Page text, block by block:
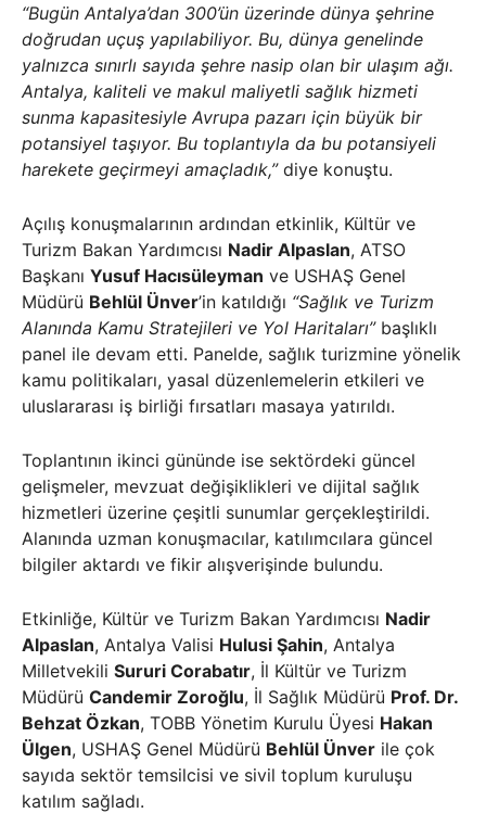
“Bugün Antalya’dan 300’ün üzerinde dünya şehrine
doğrudan uçuş yapılabiliyor. Bu, dünya genelinde
yalnızca sınırlı sayıda şehre nasip olan bir ulaşım ağı.
Antalya, kaliteli ve makul maliyetli sağlık hizmeti
sunma kapasitesiyle Avrupa pazarı için büyük bir
potansiyel taşıyor. Bu toplantıyla da bu potansiyeli
harekete geçirmeyi amaçladık,”diye konuştu.
Açılış konuşmalarının ardından etkinlik, Kültür ve
Turizm Bakan Yardımcısı Nadir Alpaslan, ATSO
Başkanı Yusuf Hacısüleyman ve USHAŞ Genel
Müdürü Behlül Ünver’in katıldığı “Sağlık ve Turizm
Alanında Kamu Stratejileri ve Yol Haritaları”başlıklı
panel ile devam etti. Panelde, sağlık turizmine yönelik
kamu politikaları, yasal düzenlemelerin etkileri ve
uluslararası iş birliği fırsatları masaya yatırıldı.
Toplantının ikinci gününde ise sektördeki güncel
gelişmeler, mevzuat değişiklikleri ve dijital sağlık
hizmetleri üzerine çeşitli sunumlar gerçekleştirildi.
Alanında uzman konuşmacılar, katılımcılara güncel
bilgiler aktardı ve fikir alışverişinde bulundu.
Etkinliğe, Kültür ve Turizm Bakan Yardımcısı Nadir
Alpaslan, Antalya Valisi Hulusi Şahin, Antalya
Milletvekili Sururi Corabatır, İl Kültür ve Turizm
Müdürü Candemir Zoroğlu, İl Sağlık Müdürü Prof. Dr.
Behzat Özkan, TOBB Yönetim Kurulu Üyesi Hakan
Ülgen, USHAŞ Genel Müdürü Behlül Ünver ile çok
sayıda sektör temsilcisi ve sivil toplum kuruluşu
katılım sağladı.